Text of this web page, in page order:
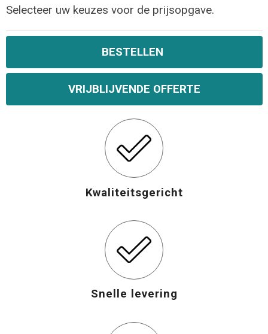
Selecteer uw keuzes voor de prijsopgave.
BESTELLEN
VRIJBLIJVENDE OFFERTE
Kwaliteitsgericht
Snelle levering